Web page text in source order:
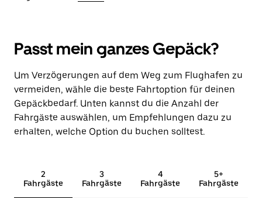
Passt mein ganzes Gepäck?
Um Verzögerungen auf dem Weg zum Flughafen zu
vermeiden, wähle die beste Fahrtoption für deinen
Gepäckbedarf. Unten kannst du die Anzahl der
Fahrgäste auswählen, um Empfehlungen dazu zu
erhalten, welche Option du buchen solltest.
2
Fahrgäste
3
Fahrgäste
4
Fahrgäste
5+
Fahrgäste